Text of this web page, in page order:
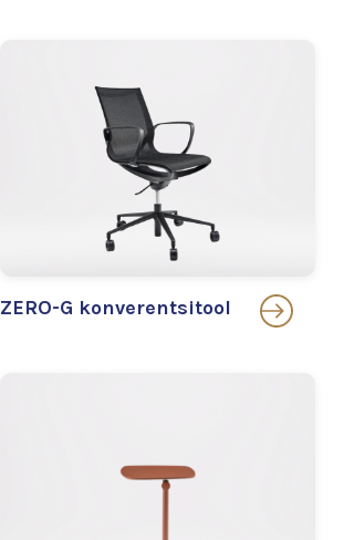
ZERO-G konverentsitool